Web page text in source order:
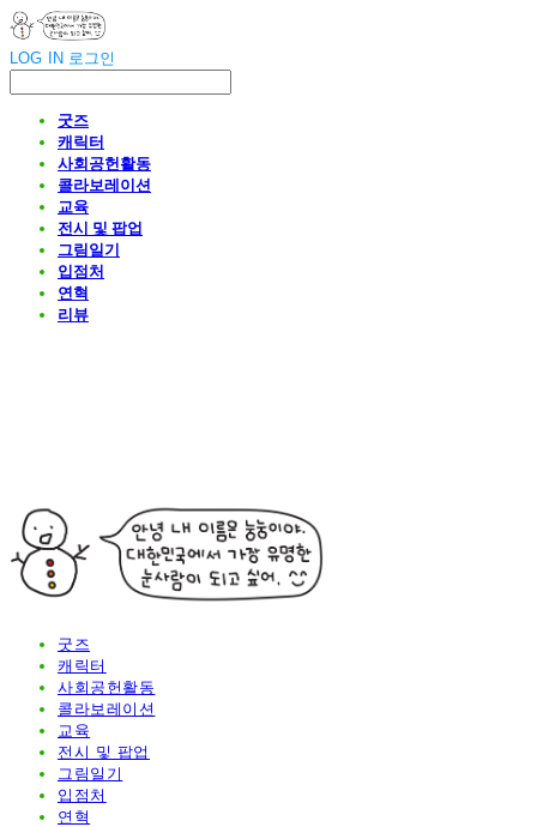
LOG IN 로그인
굿즈
캐릭터
사회공헌활동
콜라보레이션
교육
전시 및 팝업
그림일기
입점처
연혁
리뷰
굿즈
캐릭터
사회공헌활동
콜라보레이션
교육
전시 및 팝업
그림일기
입점처
연혁